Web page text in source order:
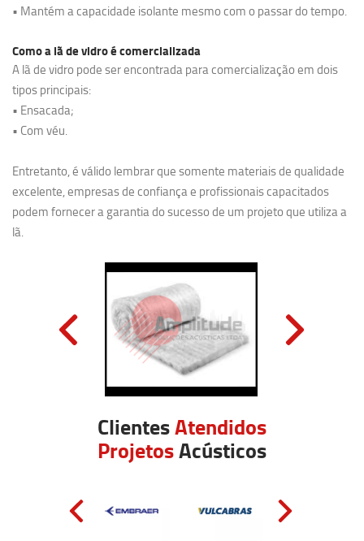
• Mantém a capacidade isolante mesmo com o passar do tempo.
Como a lã de vidro é comercializada
A lã de vidro pode ser encontrada para comercialização em dois
tipos principais:
• Ensacada;
• Com véu.
Entretanto, é válido lembrar que somente materiais de qualidade
excelente, empresas de confiança e profissionais capacitados
podem fornecer a garantia do sucesso de um projeto que utiliza a
lã.
ClientesAtendidos
ProjetosAcústicos